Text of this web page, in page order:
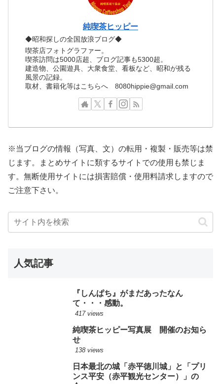
純喫茶ヒッピー
◆昭和探しの全国放浪ブログ◆
喫茶店フォトグラファー。
喫茶訪問は5000店超、ブログ記事も5300超。
建造物、公園遊具、大衆食堂、看板など、昭和が残る
風景の記録。
取材、書籍化等はこちらへ 8080hippie@gmail.com
※当ブログの情報（写真、文）の転用・複製・販売等は禁
じます。まとめサイトに類するサイトでの使用も禁じま
す。無断使用サイトには損害賠償・使用料請求しますので
ご注意下さい。
人気記事
『しんぱち』がまだあったなん
て・・・感動。
417 views
純喫茶ヒッピー写真展 開催のお知ら
せ
138 views
日本最北の城「赤平徳川城」と「プリ
ンス平安（赤平観光センター）」の